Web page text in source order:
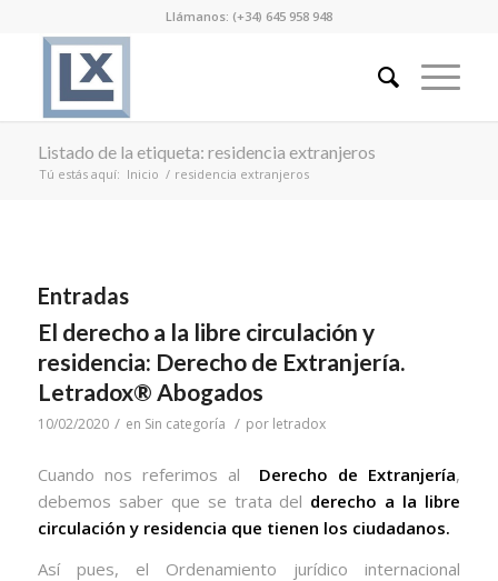
Llámanos: (+34) 645 958 948
Listado de la etiqueta: residencia extranjeros
Tú estás aquí: Inicio / residencia extranjeros
Entradas
El derecho a la libre circulación y
residencia: Derecho de Extranjería.
Letradox® Abogados
10/02/2020 / en Sin categoría / por letradox
Cuando nos referimos al Derecho de Extranjería,
debemos saber que se trata del derecho a la libre
circulación y residencia que tienen los ciudadanos.
Así pues, el Ordenamiento jurídico internacional